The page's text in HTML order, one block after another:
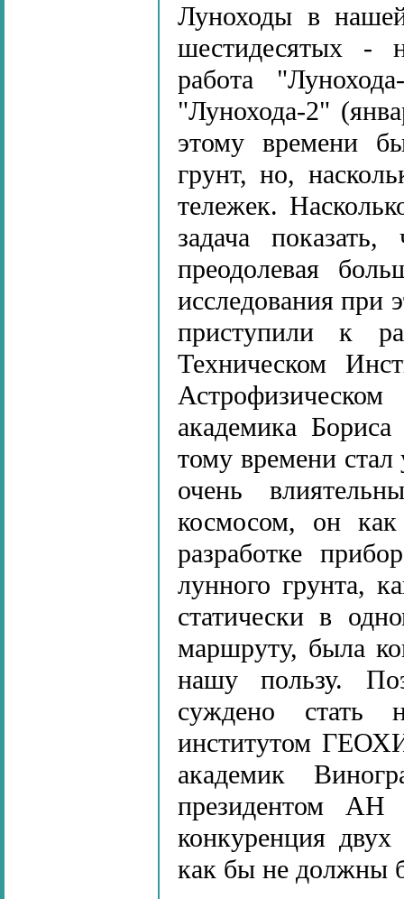
Луноходы в
шестидесятых -
работа
"Лунохода-2"
этому времени
грунт, но,
тележек.
задача
преодолевая
исследования при
приступили к
Техническом
академика
тому времени
очень
космосом, он
разработке
лунного грунта,
статически в
маршруту, была
нашу пользу.
суждено стать
институтом
академик
президентом
конкуренция
как бы не должны